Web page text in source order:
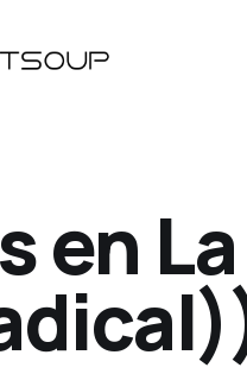
en La